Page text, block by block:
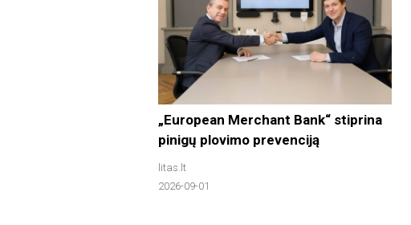
„European Merchant Bank“ stiprina
pinigų plovimo prevenciją
litas.lt
2026-09-01